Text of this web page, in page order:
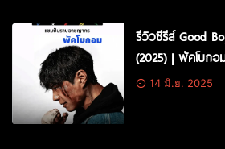
รีวิวซีรีส์ Good
(2025) | พัคโบก
14 มิ.ย. 2025